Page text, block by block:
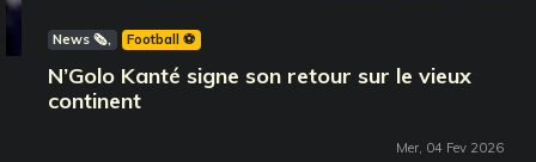
News 🗞️ Football ⚽️
N’Golo Kanté signe son retour sur le vieux
continent
Mer, 04 Fev 2026